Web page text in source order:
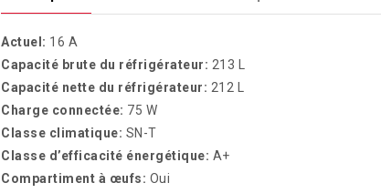
Actuel: 16 A
Capacité brute du réfrigérateur: 213 L
Capacité nette du réfrigérateur: 212 L
Charge connectée: 75 W
Classe climatique: SN-T
Classe d’efficacité énergétique: A+
Compartiment à œufs: Oui